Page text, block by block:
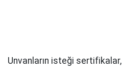
Unvanların isteği sertifikalar,